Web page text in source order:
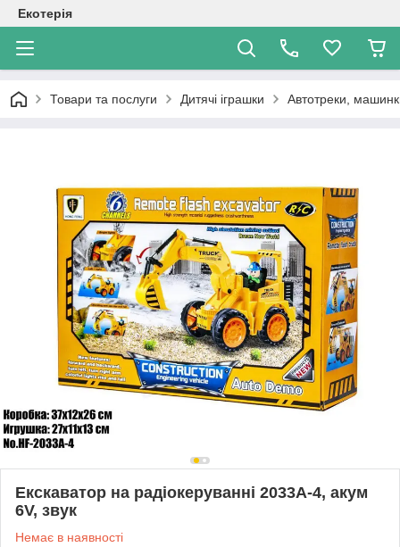
Екотерія
Товари та послуги Дитячі іграшки Автотреки,
Екскаватор на радіокеруванні 2033A-4, акум
6V, звук
Немає в наявності